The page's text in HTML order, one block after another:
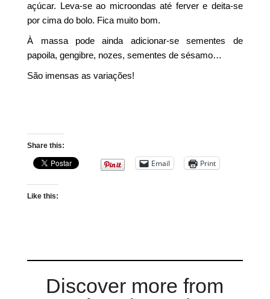
açúcar. Leva-se ao microondas até ferver e deita-se
por cima do bolo. Fica muito bom.
À massa pode ainda adicionar-se sementes de
papoila, gengibre, nozes, sementes de sésamo…
São imensas as variações!
Share this:
Email Print
Like this:
Discover more from